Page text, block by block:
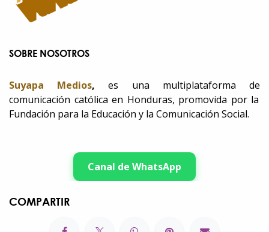
SOBRE NOSOTROS
Suyapa Medios, es una multiplataforma de
comunicación católica en Honduras, promovida por la
Fundación para la Educación y la Comunicación Social.
Canal de WhatsApp
COMPARTIR